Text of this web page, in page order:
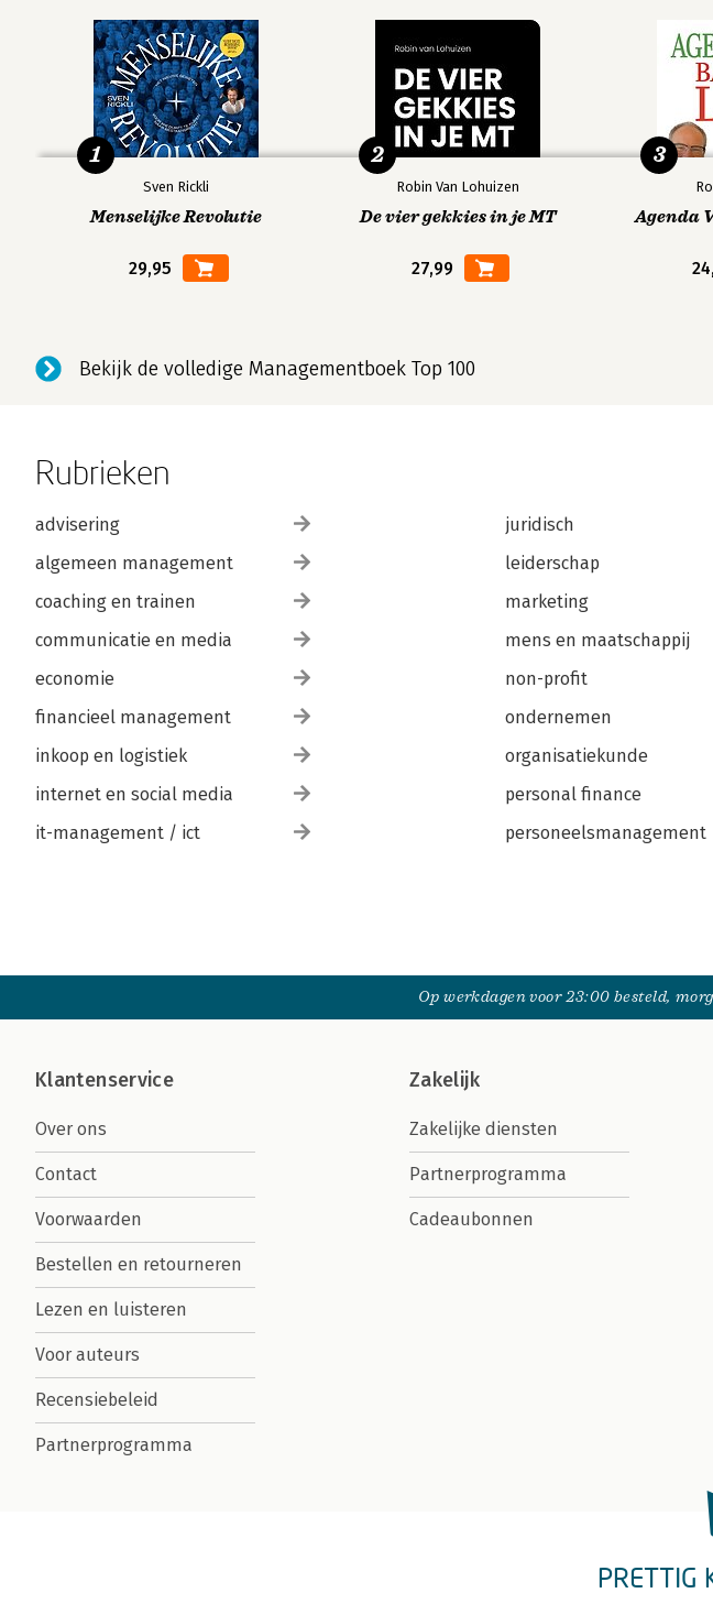
Sven Rickli
Menselijke Revolutie
29,95
1
Robin Van Lohuizen
De vier gekkies in je MT
27,99
2
Agenda
3
Bekijk de volledige Managementboek Top 100
Rubrieken
advisering
algemeen management
coaching en trainen
communicatie en media
economie
financieel management
inkoop en logistiek
internet en social media
it-management / ict
juridisch
leiderschap
marketing
mens en maatschappij
non-profit
ondernemen
organisatiekunde
personal finance
personeelsmanagement
Op werkdagen voor 23:00 besteld,
Klantenservice
Over ons
Contact
Voorwaarden
Bestellen en retourneren
Lezen en luisteren
Voor auteurs
Recensiebeleid
Partnerprogramma
Zakelijk
Zakelijke diensten
Partnerprogramma
Cadeaubonnen
PRETTIG